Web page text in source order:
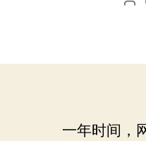
一年时间，